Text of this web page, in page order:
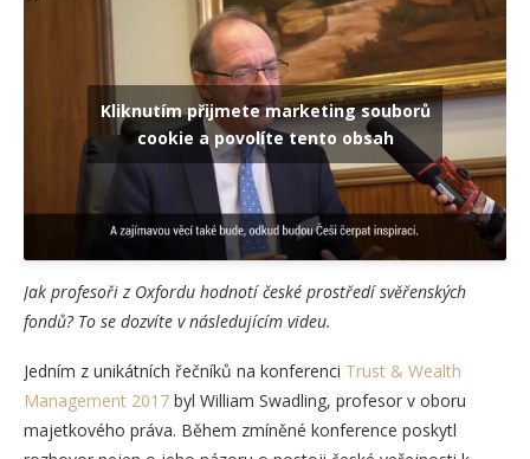
Kliknutím přijmete marketing souborů
cookie a povolíte tento obsah
Jak profesoři z Oxfordu hodnotí české prostředí svěřenských
fondů? To se dozvíte v následujícím videu.
Jedním z unikátních řečníků na konferenci Trust & Wealth
Management 2017 byl William Swadling, profesor v oboru
majetkového práva. Během zmíněné konference poskytl